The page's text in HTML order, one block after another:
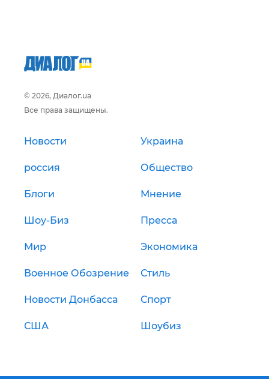
© 2026, Диалог.ua
Все права защищены.
Новости Украина
россия Общество
Блоги Мнение
Шоу-Биз Пресса
Мир Экономика
Военное Обозрение Стиль
Новости Донбасса Спорт
США Шоубиз